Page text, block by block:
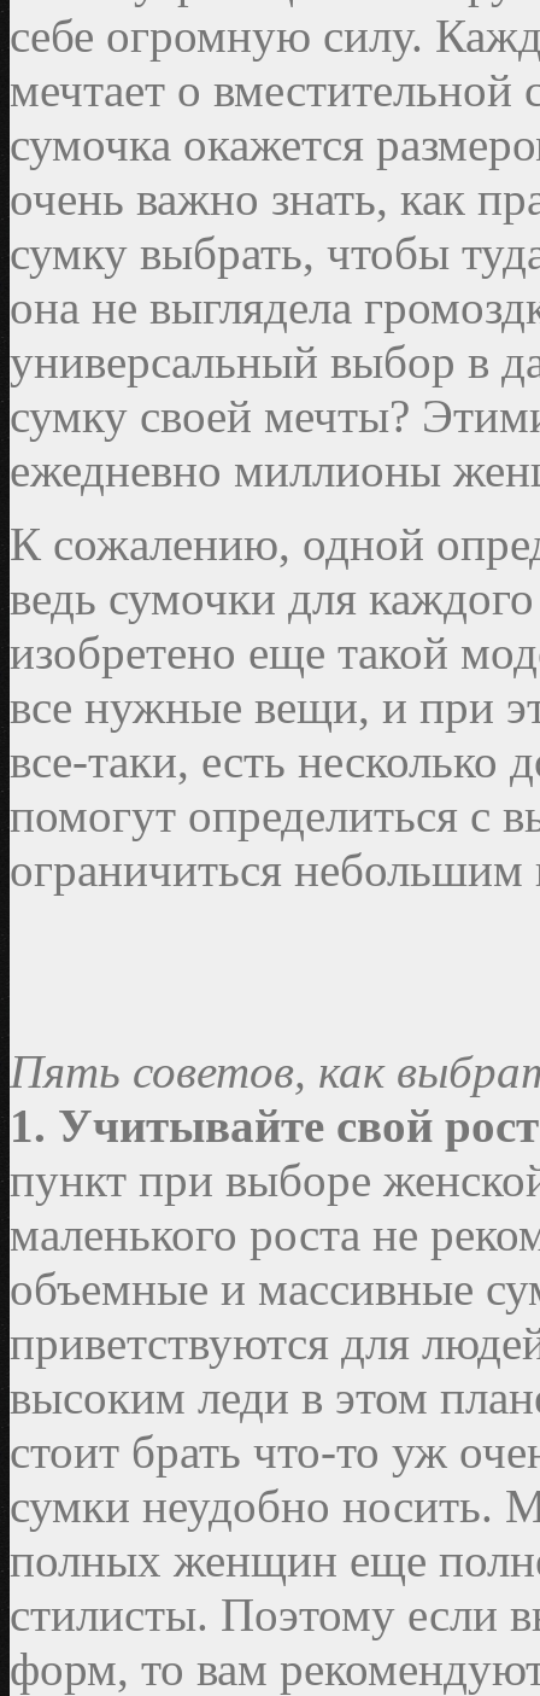
себе огромную силу.
мечтает о вместительной
сумочка окажется
очень важно знать, как
сумку выбрать, чтобы
она не выглядела
универсальный выбор в
сумку своей мечты?
ежедневно миллионы
К сожалению, одной
ведь сумочки для
изобретено еще такой
все нужные вещи, и при
все-таки, есть несколько
помогут определиться с
ограничиться небольшим
Пять советов, как
1. Учитывайте свой
пункт при выборе
маленького роста не
объемные и массивные
приветствуются для
высоким леди в этом
стоит брать что-то уж
сумки неудобно носить.
полных женщин еще
стилисты. Поэтому если
форм, то вам